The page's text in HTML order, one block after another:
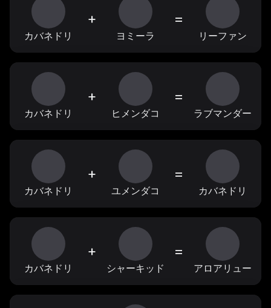
カバネドリ
+
ヨミーラ
=
リーファン
カバネドリ
+
ヒメンダコ
=
ラブマンダー
カバネドリ
+
ユメンダコ
=
カバネドリ
カバネドリ
+
シャーキッド
=
アロアリュー